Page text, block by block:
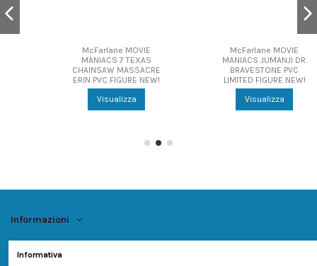
McFarlane MOVIE
MANIACS 7 TEXAS
CHAINSAW MASSACRE
ERIN PVC FIGURE NEW!
Visualizza
McFarlane MOVIE
MANIACS JUMANJI DR.
BRAVESTONE PVC
LIMITED FIGURE NEW!
Visualizza
Informazioni
Account
Informativa